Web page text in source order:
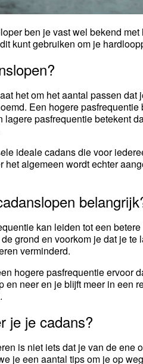
ben je vast wel bekend
kunt gebruiken om je
het om het aantal passen
Een hogere
lagere pasfrequentie betekent
ideale cadans die voor
het algemeen wordt echter
kan leiden tot een
grond en voorkom je dat je
verminderd.
hogere pasfrequentie ervoor
en neer en je blijft meer in een
je je cadans?
is niet iets dat je van de ene
je een aantal tips om je op